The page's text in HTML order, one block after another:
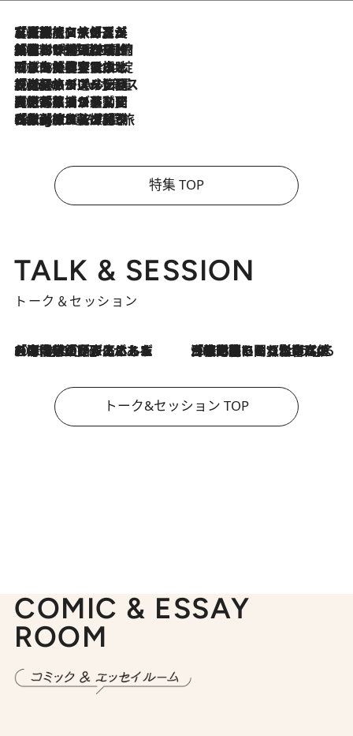
2026.8.7
【厳選旅コスメ】「多機能アイテムがメイン！」旅好き美容エディターが選んだ夏旅ベストコスメを発表【Mサイズジップ】
2026.8.6
「荷物が増えるほど旅ストレスは増す」美容ジャーナリストがたどり着いた最終結論。“化粧品を劇的に減らす”感動の凝縮美容とは
2026.8.6
「旅先には金髪ウィッグを持参」日本と同じメイクでは損してる!? 美容ジャーナリストが提案する“掟破りの旅美容”とは
2026.8.6
【厳選旅コスメ】「身軽さ＆UV対策重視！」ヘアアーティストshucoが選んだ夏旅ベストコスメを発表【Mサイズジップ】
2026.8.5
【厳選旅コスメ】国内をあちこち移動する河井菜摘が選んだ夏旅ベストコスメ発表！「リラックスアイテムはマスト」【Mサイズジップ】
2026.8.4
【厳選旅コスメ】「紫外線＆乾燥対策しながらメイク感も！」ヘア＆メイクGeorgeが選んだ夏旅ベストコスメを発表！【Mサイズジップ】
特集 TOP
TALK & SESSION
トーク＆セッション
2026.8.3
「今後値上げがあるとすれば…」「リスクがあるのは今年の冬」エネルギー専門家が語る、ホルムズ海峡封鎖が家庭にもたらす“ある心配” 2026.8.3
「住宅建てられない…」「サーチャージ料の高値が続いている」ホルムズ海峡封鎖による影響はいつまで続く？《エネルギー専門家に聞く“どうなる日本の暮らし”》
トーク&セッション TOP
COMIC & ESSAY
ROOM